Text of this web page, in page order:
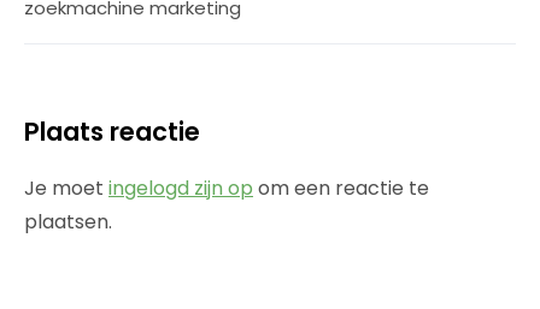
zoekmachine marketing
Plaats reactie
Je moet ingelogd zijn op om een reactie te
plaatsen.